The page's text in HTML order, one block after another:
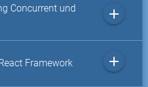
Concurrent und
add
Framework add